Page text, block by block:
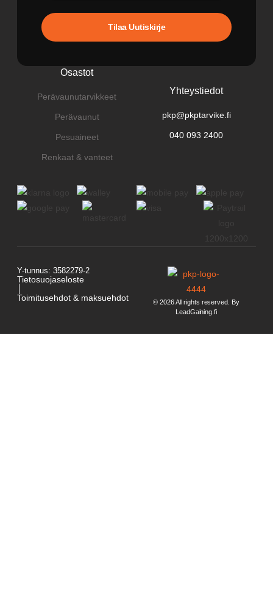
Tilaa Uutiskirje
Osastot
Perävaunutarvikkeet
Perävaunut
Pesuaineet
Renkaat & vanteet
Yhteystiedot
pkp@pkptarvike.fi
040 093 2400
© 2026 All rights reserved. By
LeadGaining.fi
Y-tunnus: 3582279-2
Tietosuojaseloste
Toimitusehdot & maksuehdot